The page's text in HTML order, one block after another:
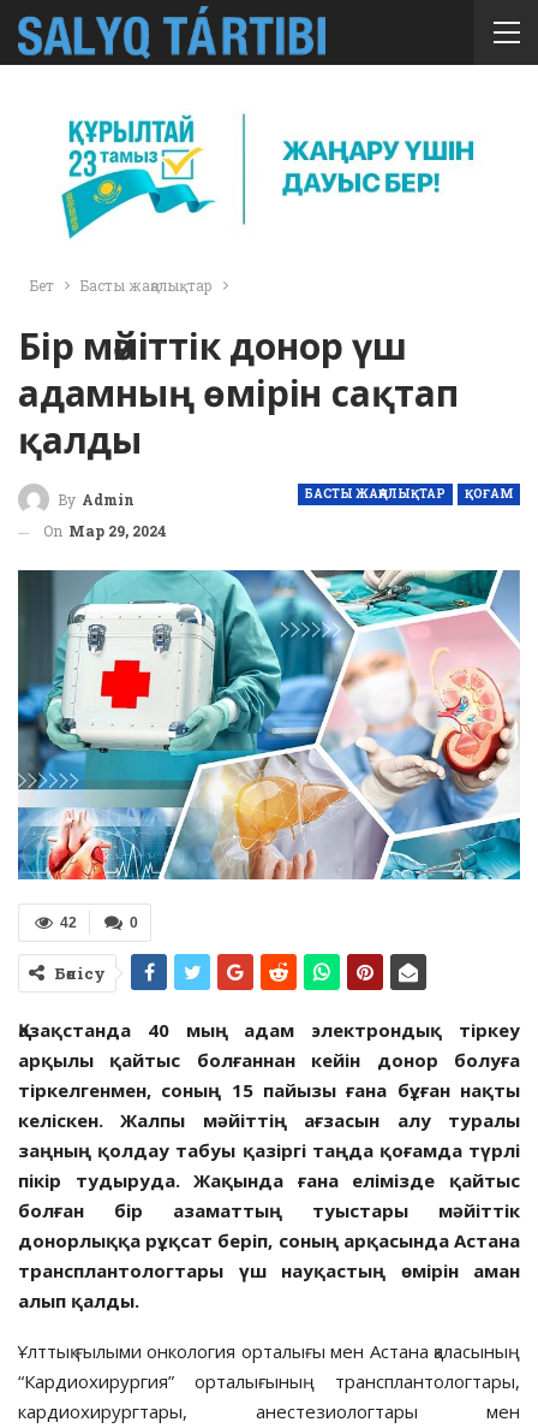
Бет Басты жаңалықтар
Бір мәйіттік донор үш
адамның өмірін сақтап
қалды
БАСТЫ ЖАҢАЛЫҚТАР ҚОҒАМ
By Admin
On Мар 29, 2024
0
42
Бөлісу
Қазақстанда 40 мың адам электрондық тіркеу
арқылы қайтыс болғаннан кейін донор болуға
тіркелгенмен, соның 15 пайызы ғана бұған нақты
келіскен. Жалпы мәйіттің ағзасын алу туралы
заңның қолдау табуы қазіргі таңда қоғамда түрлі
пікір тудыруда.Жақында ғана елімізде қайтыс
болған бір азаматтың туыстары мәйіттік
донорлыққа рұқсат беріп, соның арқасында Астана
трансплантологтары үшнауқастың өмірін аман
алып қалды.
Ұлттық ғылыми онкология орталығы мен Астана қаласының
“Кардиохирургия” орталығының трансплантологтары,
кардиохирургтары, анестезиологтары мен